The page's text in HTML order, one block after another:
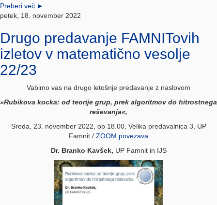
Preberi več ►
petek, 18. november 2022
Drugo predavanje FAMNITovih
izletov v matematično vesolje
22/23
Vabimo vas na drugo letošnje predavanje z naslovom
»Rubikova kocka: od teorije grup, prek algoritmov do hitrostnega
reševanja«,
Sreda, 23. november 2022, ob 18.00, Velika predavalnica 3, UP
Famnit / ZOOM povezava
Dr. Branko Kavšek, UP Famnit in IJS